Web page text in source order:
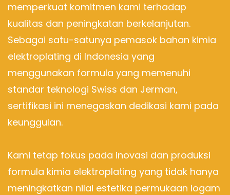
memperkuat komitmen kami terhadap
kualitas dan peningkatan berkelanjutan.
Sebagai satu-satunya pemasok bahan kimia
elektroplating di Indonesia yang
menggunakan formula yang memenuhi
standar teknologi Swiss dan Jerman,
sertifikasi ini menegaskan dedikasi kami pada
keunggulan.
Kami tetap fokus pada inovasi dan produksi
formula kimia elektroplating yang tidak hanya
meningkatkan nilai estetika permukaan logam